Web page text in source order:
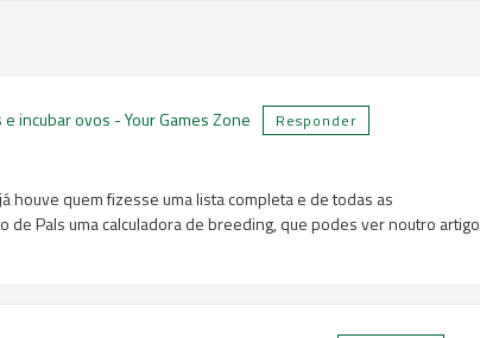
incubar ovos - Your Games Zone Responder
houve quem fizesse uma lista completa e de todas as
de Pals uma calculadora de breeding, que podes ver noutro artigo